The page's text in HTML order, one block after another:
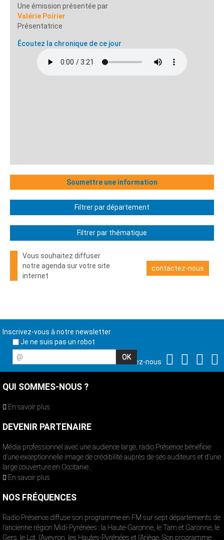
Une émission présentée par
Valérie Poirier
Présentatrice
Écoutez la chronique de ce jour
Soumettre une information
Filtrer par département
Filtrer par thématique
Vous souhaitez diffuser
notre agenda sur votre site
internet
contactez-nous
Inscrivez-vous à notre newsletter
Je ne suis pas un robot
@
Suivez-nous
QUI SOMMES-NOUS ?
En savoir plus
DEVENIR PARTENAIRE
Média professionnel avec une audience large, radio Présence bénéficie
d’une exceptionnelle image de crédibilité auprès de ses auditeurs et d’une
large couverture en Occitanie.
En savoir plus
NOS FRÉQUENCES
Radio Présence diffuse son programme en FM sur sept départements de
l’ancienne région Midi-Pyrénées : la Haute-Garonne, le Tarn et Garonne, le
Gers, le Lot, l’Aveyron, les Hautes-Pyrénées et l’Ariège. Son programme